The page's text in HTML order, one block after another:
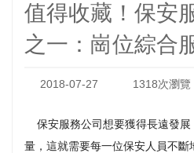
值得收藏！保安
之一：崗位綜合
2018-07-27 1318次瀏覽
保安服務公司想要獲得長遠發展
量，這就需要每一位保安人員不